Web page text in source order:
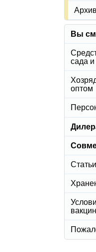
Вы
сада и
оптом
вакцин